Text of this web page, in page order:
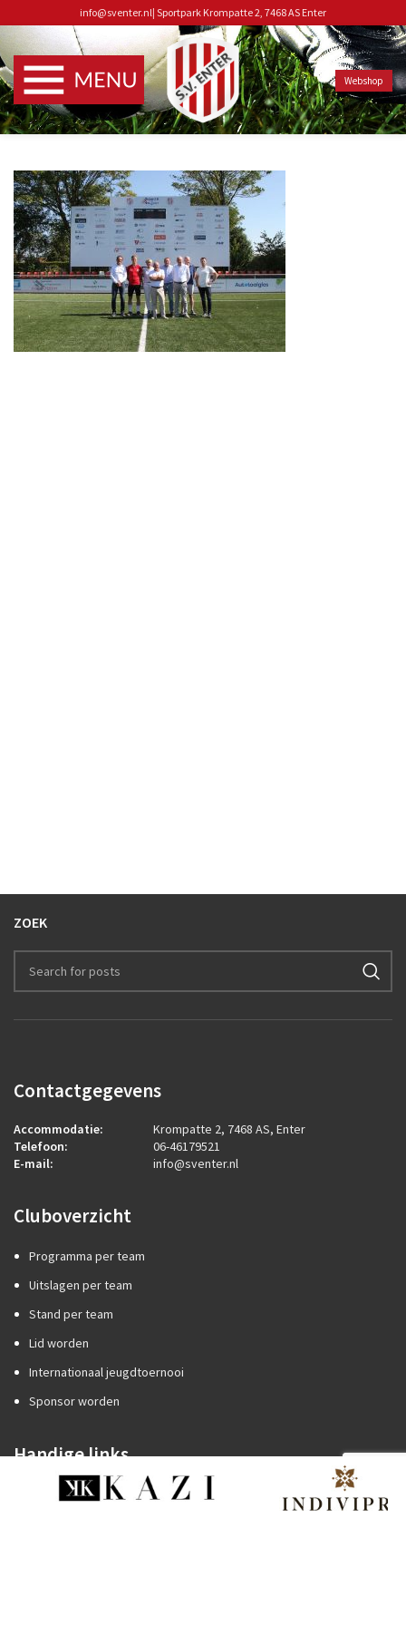
info@sventer.nl| Sportpark Krompatte 2, 7468 AS Enter
Webshop
ZOEK
Contactgegevens
Accommodatie:
Krompatte 2, 7468 AS, Enter
Telefoon:
06-46179521
E-mail:
info@sventer.nl
Cluboverzicht
Programma per team
Uitslagen per team
Stand per team
Lid worden
Internationaal jeugdtoernooi
Sponsor worden
Handige links
Competitiezaken